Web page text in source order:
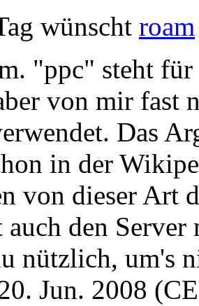
wünscht roam
"ppc" steht
von mir fast
Das
in der
von dieser Art
auch den
nützlich, um's
Jun. 2008